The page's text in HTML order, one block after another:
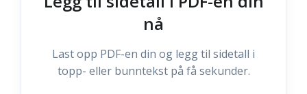
nå
Last opp PDF-en din og legg til sidetall i
topp- eller bunntekst på få sekunder.